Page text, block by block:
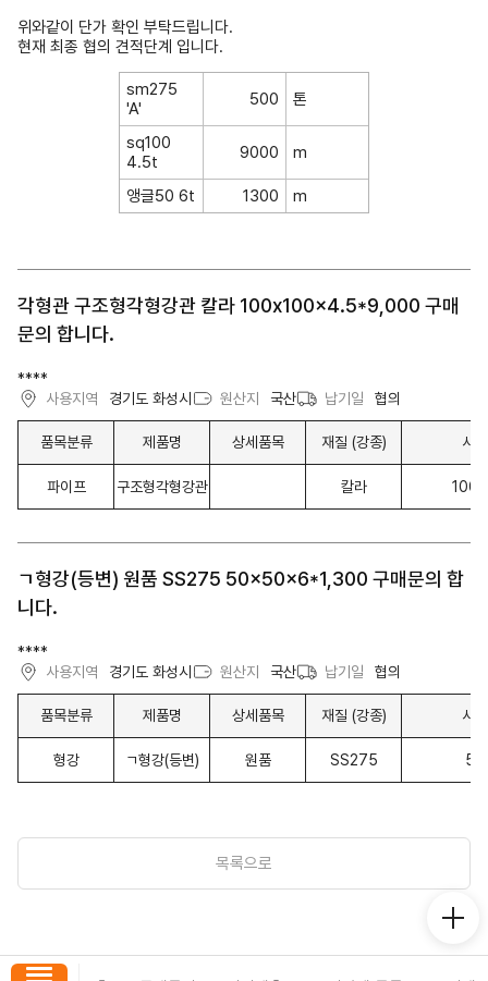
위와같이 단가 확인 부탁드립니다.
현재 최종 협의 견적단계 입니다.
sm275
'A'
500 톤
sq100
4.5t
9000 m
앵글50 6t 1300 m
각형관 구조형각형강관 칼라 100x100x4.5*9,000 구매
문의 합니다.
****
사용지역
경기도 화성시 원산지 국산 납기일 협의
품목분류 제품명 상세품목 재질 (강종) 사
파이프 구조형각형강관 칼라
ㄱ형강(등변) 원품 SS275 50x50x6*1,300 구매문의 합
니다.
****
사용지역
경기도 화성시 원산지 국산 납기일 협의
품목분류 제품명 상세품목 재질 (강종) 사
형강 ㄱ형강(등변) 원품 SS275
목록으로